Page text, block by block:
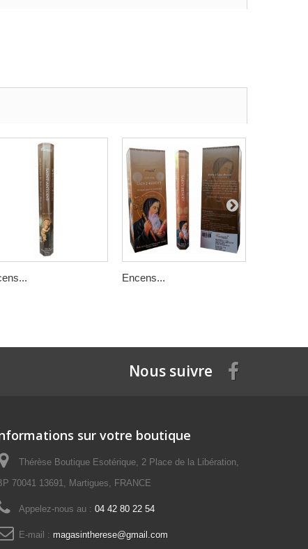
Encens...
Nous suivre
sur votre boutique
Thérèse Boutique Esotérique, 2 Place de la Libération,
70041 13691, Martigues, FRANCE
Appelez-nous au : 04 42 80 22 54
E-mail : magasintherese@gmail.com